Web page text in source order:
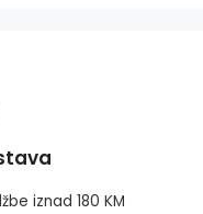
iznad 180 KM